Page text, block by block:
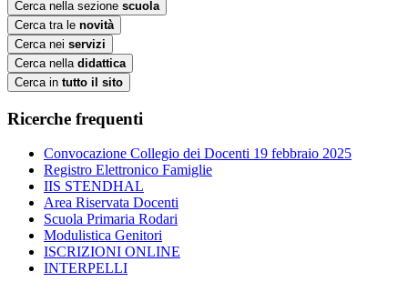
Cerca nella sezione scuola
Cerca tra le novità
Cerca nei servizi
Cerca nella didattica
Cerca in tutto il sito
Ricerche frequenti
Convocazione Collegio dei Docenti 19 febbraio 2025
Registro Elettronico Famiglie
IIS STENDHAL
Area Riservata Docenti
Scuola Primaria Rodari
Modulistica Genitori
ISCRIZIONI ONLINE
INTERPELLI